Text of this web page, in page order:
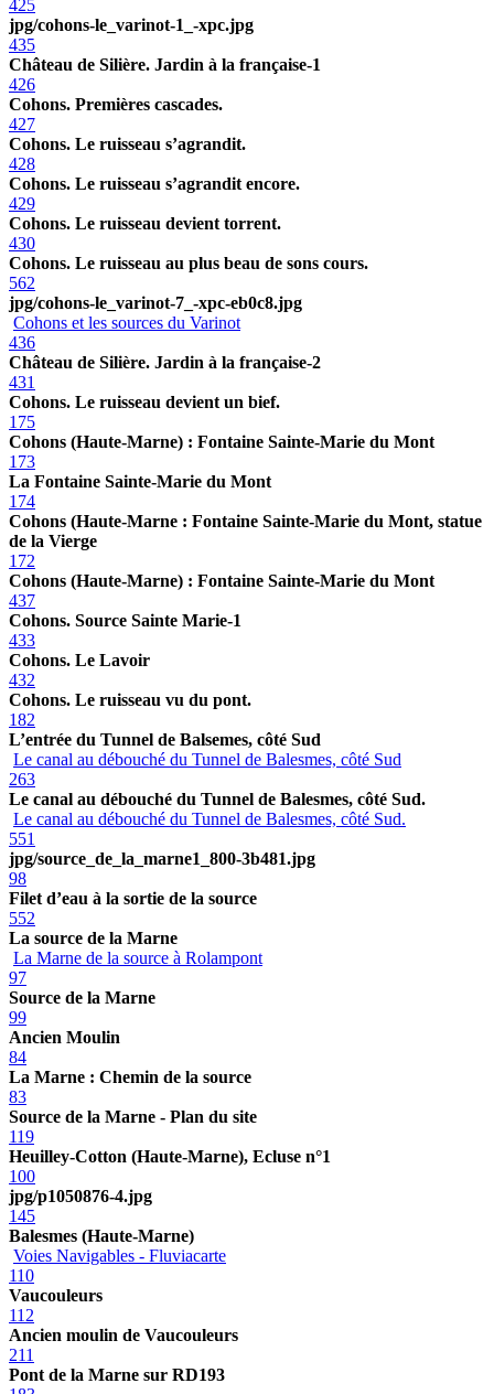
425
jpg/cohons-le_varinot-1_-xpc.jpg
435
Château de Silière. Jardin à la française-1
426
Cohons. Premières cascades.
427
Cohons. Le ruisseau s’agrandit.
428
Cohons. Le ruisseau s’agrandit encore.
429
Cohons. Le ruisseau devient torrent.
430
Cohons. Le ruisseau au plus beau de sons cours.
562
jpg/cohons-le_varinot-7_-xpc-eb0c8.jpg
Cohons et les sources du Varinot
436
Château de Silière. Jardin à la française-2
431
Cohons. Le ruisseau devient un bief.
175
Cohons (Haute-Marne) : Fontaine Sainte-Marie du Mont
173
La Fontaine Sainte-Marie du Mont
174
Cohons (Haute-Marne : Fontaine Sainte-Marie du Mont, statue
de la Vierge
172
Cohons (Haute-Marne) : Fontaine Sainte-Marie du Mont
437
Cohons. Source Sainte Marie-1
433
Cohons. Le Lavoir
432
Cohons. Le ruisseau vu du pont.
182
L’entrée du Tunnel de Balsemes, côté Sud
Le canal au débouché du Tunnel de Balesmes, côté Sud
263
Le canal au débouché du Tunnel de Balesmes, côté Sud.
Le canal au débouché du Tunnel de Balesmes, côté Sud.
551
jpg/source_de_la_marne1_800-3b481.jpg
98
Filet d’eau à la sortie de la source
552
La source de la Marne
La Marne de la source à Rolampont
97
Source de la Marne
99
Ancien Moulin
84
La Marne : Chemin de la source
83
Source de la Marne - Plan du site
119
Heuilley-Cotton (Haute-Marne), Ecluse n°1
100
jpg/p1050876-4.jpg
145
Balesmes (Haute-Marne)
Voies Navigables - Fluviacarte
110
Vaucouleurs
112
Ancien moulin de Vaucouleurs
211
Pont de la Marne sur RD193